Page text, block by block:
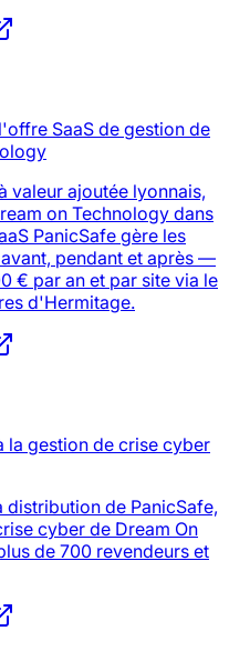
SaaS de gestion de
valeur ajoutée lyonnais,
on Technology dans
PanicSafe gère les
pendant et après —
€ par an et par site via le
d'Hermitage.
la gestion de crise cyber
distribution de PanicSafe,
cyber de Dream On
de 700 revendeurs et